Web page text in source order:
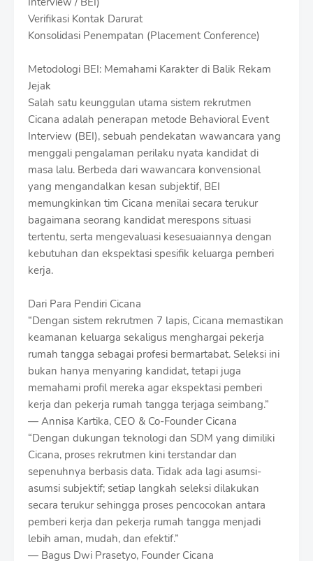
Verifikasi Kontak Darurat
Konsolidasi Penempatan (Placement Conference)
Metodologi BEI: Memahami Karakter di Balik Rekam
Jejak
Salah satu keunggulan utama sistem rekrutmen
Cicana adalah penerapan metode Behavioral Event
Interview (BEI), sebuah pendekatan wawancara yang
menggali pengalaman perilaku nyata kandidat di
masa lalu. Berbeda dari wawancara konvensional
yang mengandalkan kesan subjektif, BEI
memungkinkan tim Cicana menilai secara terukur
bagaimana seorang kandidat merespons situasi
tertentu, serta mengevaluasi kesesuaiannya dengan
kebutuhan dan ekspektasi spesifik keluarga pemberi
kerja.
Dari Para Pendiri Cicana
“Dengan sistem rekrutmen 7 lapis, Cicana memastikan
keamanan keluarga sekaligus menghargai pekerja
rumah tangga sebagai profesi bermartabat. Seleksi ini
bukan hanya menyaring kandidat, tetapi juga
memahami profil mereka agar ekspektasi pemberi
kerja dan pekerja rumah tangga terjaga seimbang.”
— Annisa Kartika, CEO & Co-Founder Cicana
“Dengan dukungan teknologi dan SDM yang dimiliki
Cicana, proses rekrutmen kini terstandar dan
sepenuhnya berbasis data. Tidak ada lagi asumsi-
asumsi subjektif; setiap langkah seleksi dilakukan
secara terukur sehingga proses pencocokan antara
pemberi kerja dan pekerja rumah tangga menjadi
lebih aman, mudah, dan efektif.”
— Bagus Dwi Prasetyo, Founder Cicana